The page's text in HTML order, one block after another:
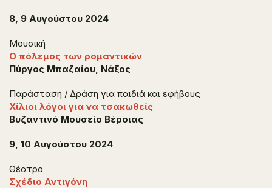
8, 9 Αυγούστου 2024
Μουσική
Ο πόλεμος των ρομαντικών
Πύργος Μπαζαίου, Νάξος
Παράσταση / Δράση για παιδιά και εφήβους
Χίλιοι λόγοι για να τσακωθείς
Βυζαντινό Μουσείο Βέροιας
9, 10 Αυγούστου 2024
Θέατρο
Σχέδιο Αντιγόνη